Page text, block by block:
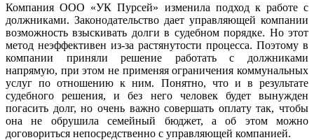
Компания ООО «УК Пурсей» изменила подход к работе с
должниками. Законодательство дает управляющей компании
возможность взыскивать долги в судебном порядке. Но этот
метод неэффективен из-за растянутости процесса. Поэтому в
компании приняли решение работать с должниками
напрямую, при этом не применяя ограничения коммунальных
услуг по отношению к ним. Понятно, что и в результате
судебного решения, и без него человек будет вынужден
погасить долг, но очень важно совершать оплату так, чтобы
она не обрушила семейный бюджет, а об этом можно
договориться непосредственно с управляющей компанией.